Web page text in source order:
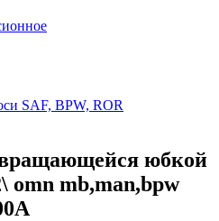
SAF, BPW, ROR
вращающейся юбкой
omn mb,man,bpw